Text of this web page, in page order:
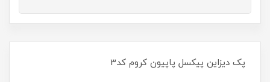
پک ديزاين پيکسل پاپيون کروم کد3